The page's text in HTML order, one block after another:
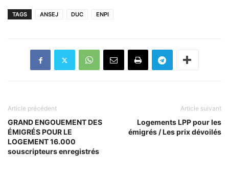
TAGS ANSEJ DUC ENPI
Article précédent
GRAND ENGOUEMENT DES
ÉMIGRÉS POUR LE
LOGEMENT 16.000
souscripteurs enregistrés
Article suivant
Logements LPP pour les
émigrés / Les prix dévoilés